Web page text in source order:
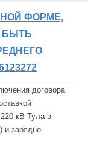
ФОРМЕ,
БЫТЬ
договора
кВ Тула в
и зарядно-